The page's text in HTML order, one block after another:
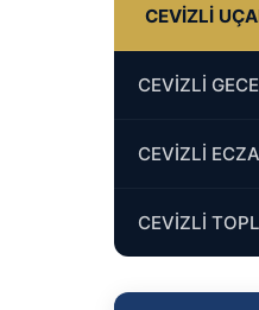
CEVİZLİ
CEVİZLİ
CEVİZLİ
CEVİZLİ